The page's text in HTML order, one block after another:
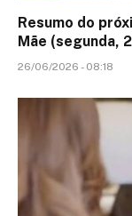
Resumo do
Mãe (segunda,
26/06/2026 - 08:18